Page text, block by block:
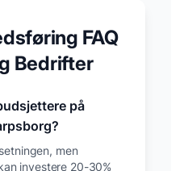
FAQ
Bedrifter
på
?
men
investere 20-30%